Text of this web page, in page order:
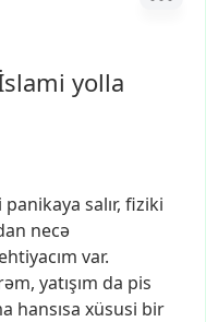
yolla
panikaya salır, fiziki
necə
ehtiyacım var.
yatışım da pis
hansısa xüsusi bir